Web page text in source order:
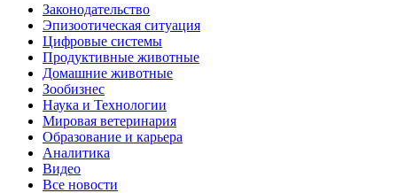
Законодательство
Эпизоотическая ситуация
Цифровые системы
Продуктивные животные
Домашние животные
Зообизнес
Наука и Технологии
Мировая ветеринария
Образование и карьера
Аналитика
Видео
Все новости